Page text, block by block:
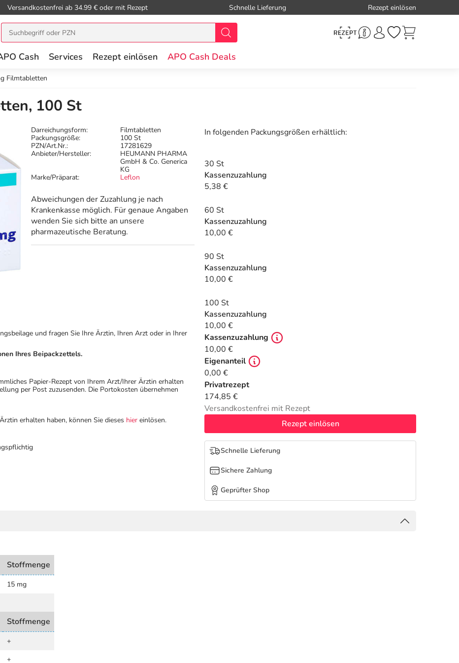
Versandkostenfrei ab 34.99 € oder mit Rezept Schnelle Lieferung Rezept einlösen
Cash Services Rezept einlösen APO Cash Deals
Filmtabletten
100 St
Darreichungsform:
Filmtabletten
Packungsgröße:
100 St
PZN/Art.Nr.:
17281629
Anbieter/Hersteller:
HEUMANN PHARMA
GmbH & Co. Generica
KG
Marke/Präparat:
Leflon
Abweichungen der Zuzahlung je nach
Krankenkasse möglich. Für genaue Angaben
wenden Sie sich bitte an unsere
pharmazeutische Beratung.
In folgenden Packungsgrößen erhältlich:
30 St
Kassenzuzahlung
5,38 €
60 St
Kassenzuzahlung
10,00 €
90 St
Kassenzuzahlung
10,00 €
100 St
Kassenzuzahlung
10,00 €
Kassenzuzahlung
10,00 €
Eigenanteil
0,00 €
Privatrezept
174,85 €
Versandkostenfrei mit Rezept
Rezept einlösen
Schnelle Lieferung
Sichere Zahlung
Geprüfter Shop
und fragen Sie Ihre Ärztin, Ihren Arzt oder in Ihrer
Ihres Beipackzettels.
Papier-Rezept von Ihrem Arzt/Ihrer Ärztin erhalten
per Post zuzusenden. Die Portokosten übernehmen
erhalten haben, können Sie dieses hier einlösen.
Stoffmenge
15 mg
Stoffmenge
+
+